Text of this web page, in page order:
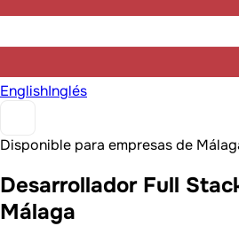
EnglishInglés
Disponible para empresas de
Desarrollador Full
Málaga